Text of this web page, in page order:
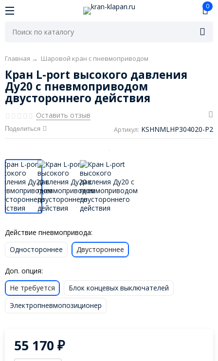
0
Главная → Шаровой кран с пневмоприводом
Кран L-port высокого давления
Ду20 с пневмоприводом
двустороннего действия
Оставить отзыв
Поделиться Артикул: KSHNMLHP304020-P2
Действие пневмопривода:
Одностороннее
Двустороннее
Доп. опция:
Не требуется
Блок концевых выключателей
Электропневмопозиционер
55 170₽